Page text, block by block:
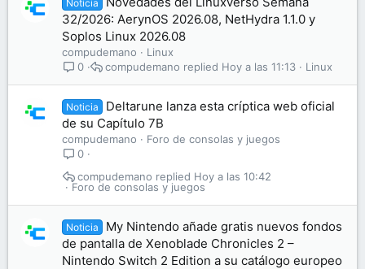
Noticia
32/2026: AerynOS 2026.08, NetHydra 1.1.0 y
Soplos Linux 2026.08
compudemano
Linux
0
Linux
Hoy a las 11:13
compudemano
Noticia
Deltarune lanza esta críptica web oficial
de su Capítulo 7B
compudemano
Foro de consolas y juegos
0
Foro de consolas y juegos
Hoy a las 10:42
compudemano
Noticia
My Nintendo añade gratis nuevos fondos
de pantalla de Xenoblade Chronicles 2 –
Nintendo Switch 2 Edition a su catálogo europeo